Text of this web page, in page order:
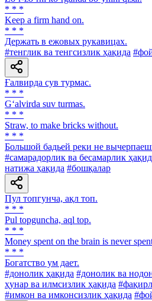
* * *
Keep a firm hand on.
* * *
Держать в ежовых рукавицах.
#тенглик ва тенгсизлик ҳақида
Ғалвирда сув турмас.
* * *
G‘alvirda suv turmas.
* * *
Straw, tо make bricks without.
* * *
Большой бадьей реки не
#самарадорлик ва бесамарлик
натижа ҳақида #бошқалар
Пул топгунча, ақл топ.
* * *
Pul topguncha, aql top.
* * *
Money spent on the brain is never
* * *
Богатство ум дает.
#донолик ҳақида #донолик ва
ҳунар ва илмсизлик ҳақида
#имкон ва имконсизлик ҳақида